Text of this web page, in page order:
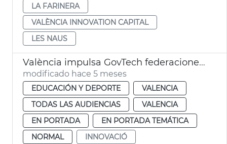
LA FARINERA
VALÈNCIA INNOVATION CAPITAL
LES NAUS
València impulsa GovTech federaciones deportivas
modificado hace 5 meses
EDUCACIÓN Y DEPORTE
VALENCIA
TODAS LAS AUDIENCIAS
VALENCIA
EN PORTADA
EN PORTADA TEMÁTICA
NORMAL
INNOVACIÓ